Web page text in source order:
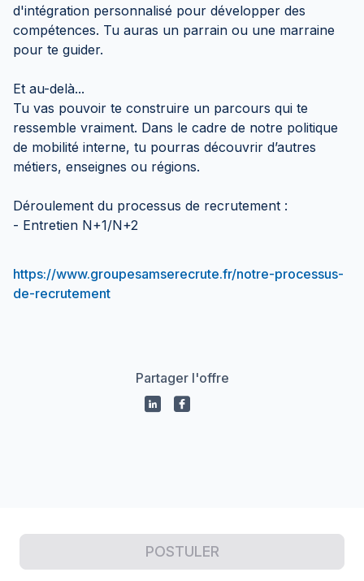
d'intégration personnalisé pour développer des
compétences. Tu auras un parrain ou une marraine
pour te guider.
Et au-delà...
Tu vas pouvoir te construire un parcours qui te
ressemble vraiment. Dans le cadre de notre politique
de mobilité interne, tu pourras découvrir d’autres
métiers, enseignes ou régions.
Déroulement du processus de recrutement :
- Entretien N+1/N+2
https://www.groupesamserecrute.fr/notre-processus-
de-recrutement
POSTULER
Partager l'offre
Propulsé par